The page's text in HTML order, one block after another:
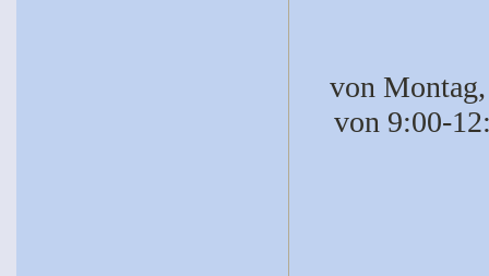
von
von 9:00-